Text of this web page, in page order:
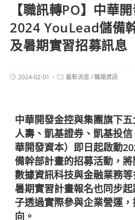
【職訊轉PO】中華
2024 YouLead儲備
及暑期實習招募訊息
2024-02-01 最新消息 /職場資訊
中華開發金控與集團旗下
人壽、凱基證券、凱基投
華開發資本）即日起啟動
備幹部計畫的招募活動，將
數據資訊科技與金融業務等
暑期實習計畫報名也同步
子透過實際參與企業營運
向。